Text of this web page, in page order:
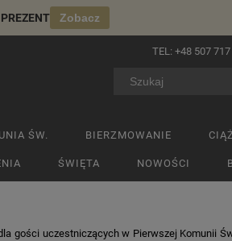
Zobacz
TEL: +48 507
ŚW. BIERZMOWANIE
ŚWIĘTA NOWOŚCI
gości uczestniczących w Pierwszej Komunii